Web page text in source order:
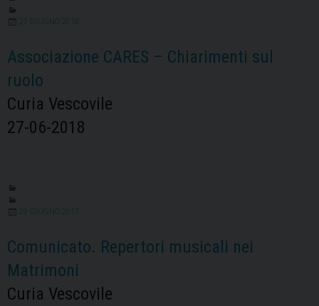
27 GIUGNO 2018
Associazione CARES – Chiarimenti sul
ruolo
Curia Vescovile
27-06-2018
29 GIUGNO 2017
Comunicato. Repertori musicali nei
Matrimoni
Curia Vescovile